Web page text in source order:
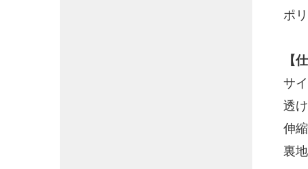
ポ
【
サ
透
伸
裏